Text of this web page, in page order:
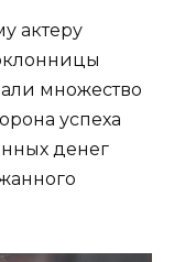
актеру
множество
успеха
денег